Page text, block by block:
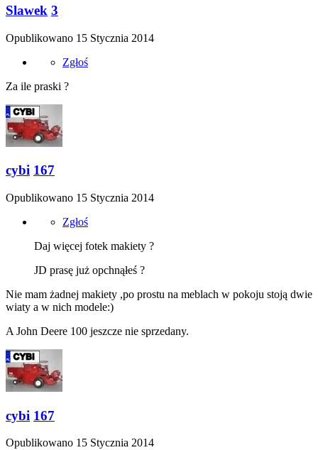
Slawek 3
Opublikowano 15 Stycznia 2014
Zgłoś
Za ile praski ?
cybi 167
Opublikowano 15 Stycznia 2014
Zgłoś
Daj więcej fotek makiety ?
JD prasę już opchnąłeś ?
Nie mam żadnej makiety ,po prostu na meblach w pokoju stoją dwie
wiaty a w nich modele:)
A John Deere 100 jeszcze nie sprzedany.
cybi 167
Opublikowano 15 Stycznia 2014